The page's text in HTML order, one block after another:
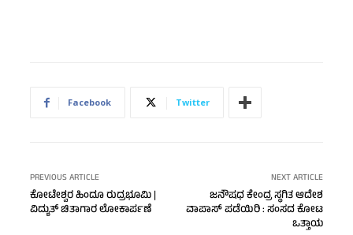
Facebook Twitter
PREVIOUS ARTICLE
ಕೋಟೇಶ್ವರ ಹಿಂದೂ ರುದ್ರಭೂಮಿ |
ವಿದ್ಯುತ್‌ ಚಿತಾಗಾರ ಲೋಕಾರ್ಪಣೆ
NEXT ARTICLE
ಜನೌಷಧ ಕೇಂದ್ರ ಸ್ಥಗಿತ ಆದೇಶ
ವಾಪಾಸ್‌ ಪಡೆಯಿರಿ : ಸಂಸದ ಕೋಟ
ಒತ್ತಾಯ